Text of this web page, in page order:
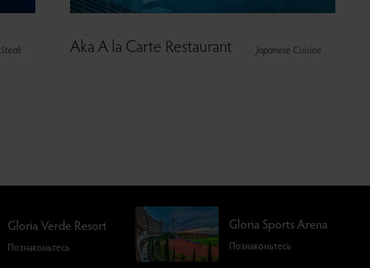
Steak Aka A la Carte Restaurant Japanese Cuisine
Gloria Verde Resort
Познакомьтесь
Gloria Sports Arena
Познакомьтесь